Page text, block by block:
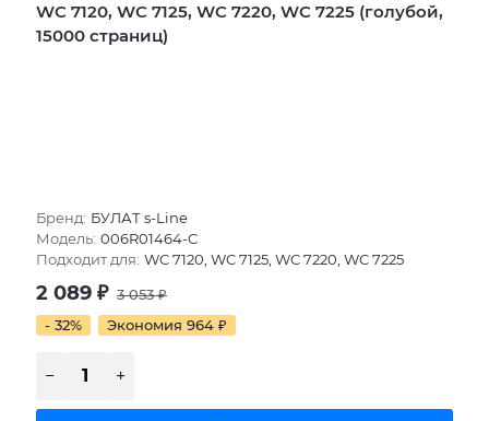
WC 7120, WC 7125, WC 7220, WC 7225 (голубой,
15000 страниц)
Бренд: БУЛАТ s-Line
Модель: 006R01464-C
Подходит для: WC 7120, WC 7125, WC 7220, WC 7225
2 089 ₽ 3 053₽
- 32%
Экономия 964 ₽